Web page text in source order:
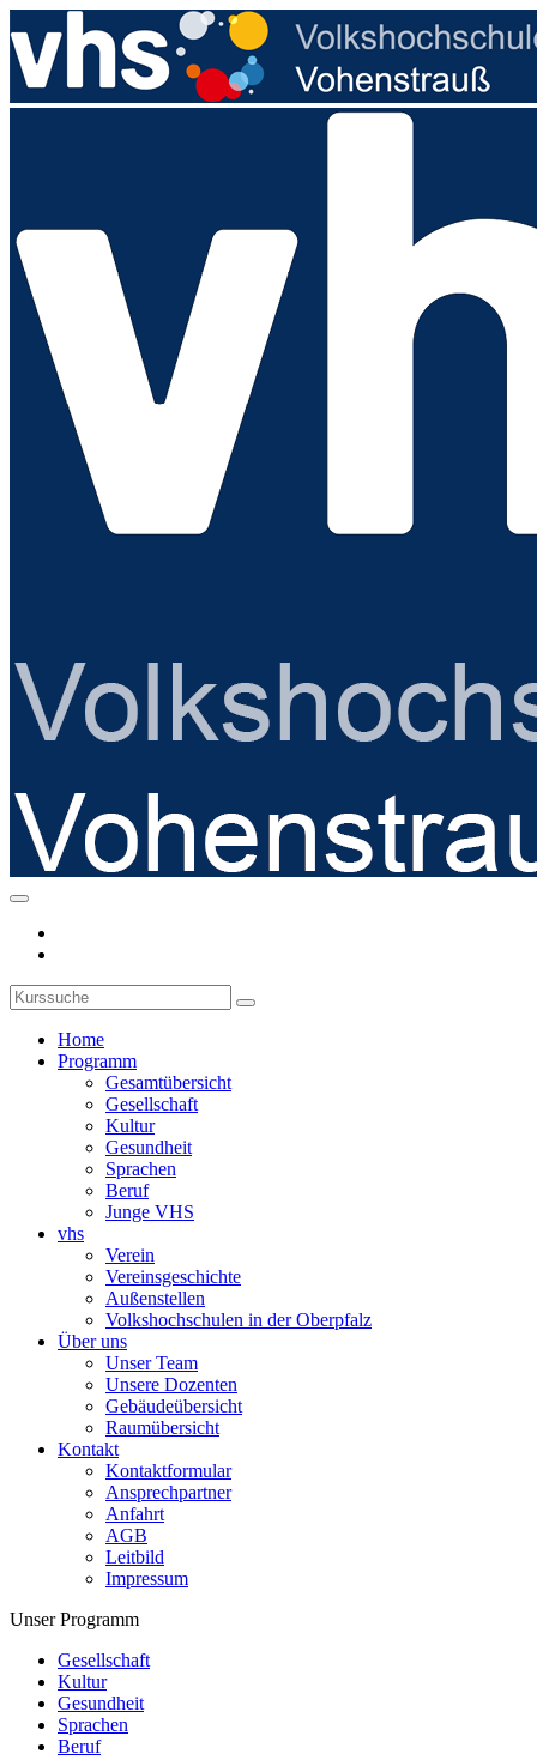
Home
Programm
Gesamtübersicht
Gesellschaft
Kultur
Gesundheit
Sprachen
Beruf
Junge VHS
vhs
Verein
Vereinsgeschichte
Außenstellen
Volkshochschulen in der Oberpfalz
Über uns
Unser Team
Unsere Dozenten
Gebäudeübersicht
Raumübersicht
Kontakt
Kontaktformular
Ansprechpartner
Anfahrt
AGB
Leitbild
Impressum
Unser Programm
Gesellschaft
Kultur
Gesundheit
Sprachen
Beruf